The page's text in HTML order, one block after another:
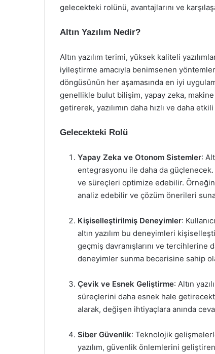
gelecekteki rolünü, avantajlarını ve
Altın Yazılım Nedir?
Altın yazılım terimi, yüksek kaliteli
iyileştirme amacıyla benimsenen
döngüsünün her aşamasında en iyi
genellikle bulut bilişim, yapay zeka,
getirerek, yazılımın daha hızlı ve daha
Gelecekteki Rolü
Yapay Zeka ve Otonom Sistemler:
entegrasyonu ile daha da güçlenecek.
ve süreçleri optimize edebilir. Örneğin,
analiz edebilir ve çözüm önerileri
Kişiselleştirilmiş Deneyimler:
altın yazılım bu deneyimleri
geçmiş davranışlarını ve tercihlerine
deneyimler sunma becerisine sahip
Çevik ve Esnek Geliştirme: Altın
süreçlerini daha esnek hale
alarak, değişen ihtiyaçlara anında
Siber Güvenlik: Teknolojik
yazılım, güvenlik önlemlerini